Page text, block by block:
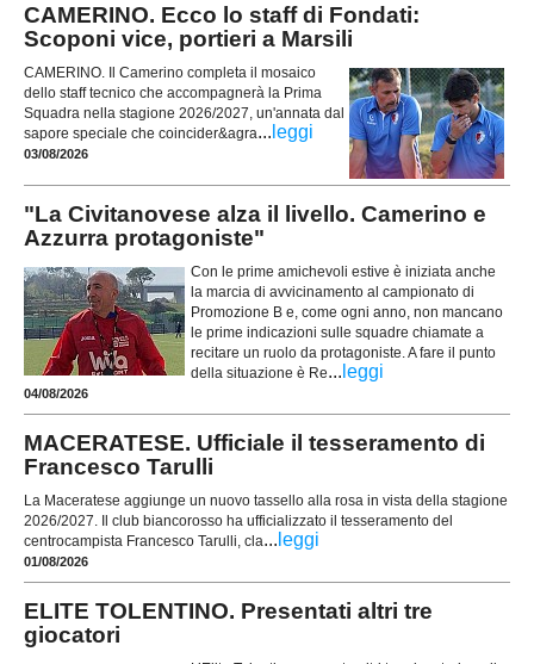
CAMERINO. Ecco lo staff di Fondati:
Scoponi vice, portieri a Marsili
CAMERINO. Il Camerino completa il mosaico
dello staff tecnico che accompagnerà la Prima
Squadra nella stagione 2026/2027, un'annata dal
sapore speciale che coincider&agra... leggi
03/08/2026
"La Civitanovese alza il livello. Camerino e
Azzurra protagoniste"
Con le prime amichevoli estive è iniziata anche
la marcia di avvicinamento al campionato di
Promozione B e, come ogni anno, non mancano
le prime indicazioni sulle squadre chiamate a
recitare un ruolo da protagoniste. A fare il punto
della situazione è Re... leggi
04/08/2026
MACERATESE. Ufficiale il tesseramento di
Francesco Tarulli
La Maceratese aggiunge un nuovo tassello alla rosa in vista della stagione
2026/2027. Il club biancorosso ha ufficializzato il tesseramento del
centrocampista Francesco Tarulli, cla... leggi
01/08/2026
ELITE TOLENTINO. Presentati altri tre
giocatori